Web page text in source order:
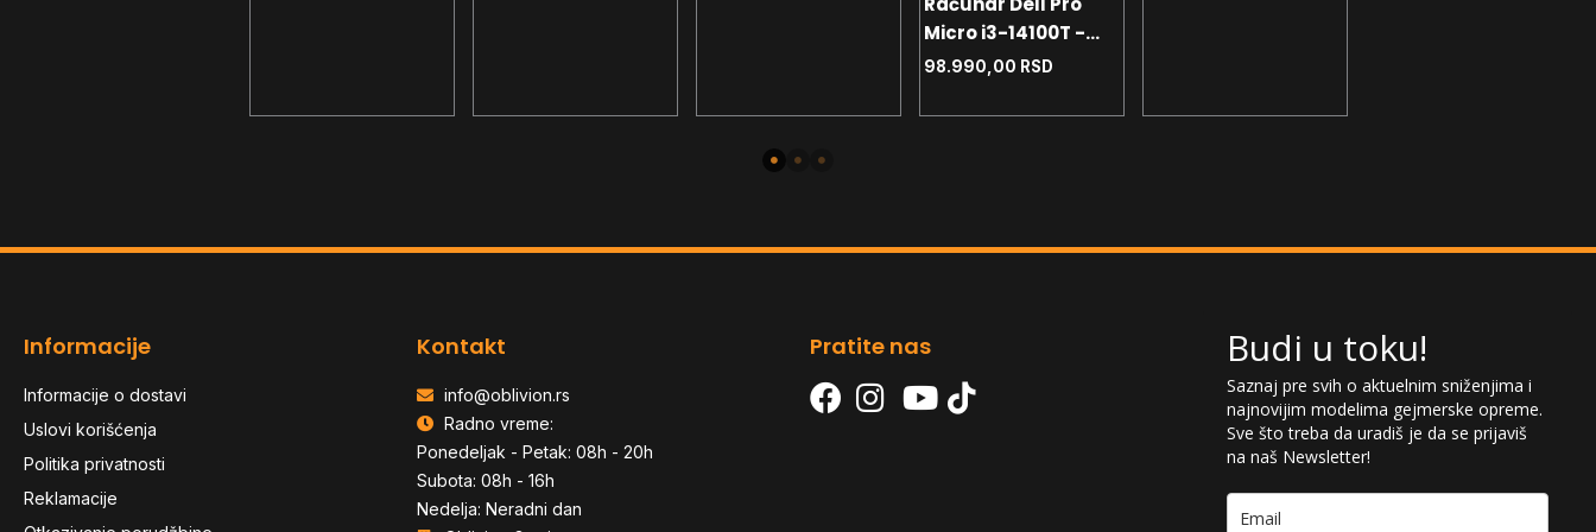
Micro i3-14100T -
8GB - 512GB SSD -
WiFI - YU tast -
98.990,00 RSD
Informacije
Informacije o dostavi
Uslovi korišćenja
Politika privatnosti
Reklamacije
Kontakt
info@oblivion.rs
Radno vreme:
Ponedeljak - Petak: 08h - 20h
Subota: 08h - 16h
Nedelja: Neradni dan
Pratite nas Budi u toku!
Saznaj pre svih o aktuelnim sniženjima i
najnovijim modelima gejmerske opreme.
Sve što treba da uradiš je da se prijaviš
na naš Newsletter!